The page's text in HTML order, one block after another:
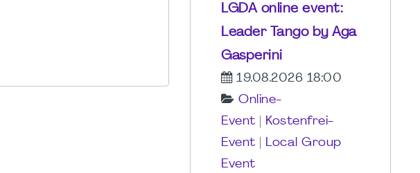
LGDA online event:
Leader Tango by Aga
Gasperini
19.08.2026 18:00
Online-
Event
Kostenfrei-
Event
Local Group
Event